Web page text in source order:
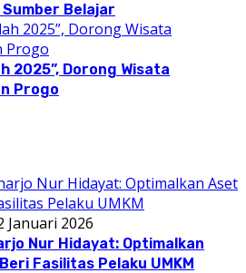
Sumber Belajar
2025”, Dorong Wisata
Progo
Januari 2026
Nur Hidayat: Optimalkan
Fasilitas Pelaku UMKM